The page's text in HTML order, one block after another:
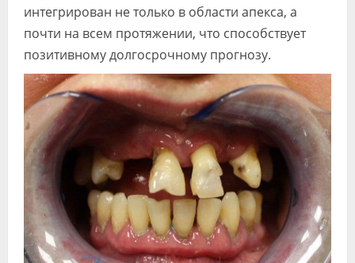
интегрирован не только в области апекса, а
почти на всем протяжении, что способствует
позитивному долгосрочному прогнозу.